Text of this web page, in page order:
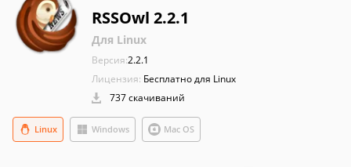
RSSOwl 2.2.1
Для Linux
Версия:2.2.1
Лицензия: Бесплатно для Linux
737 скачиваний
Windows Mac OS
Linux